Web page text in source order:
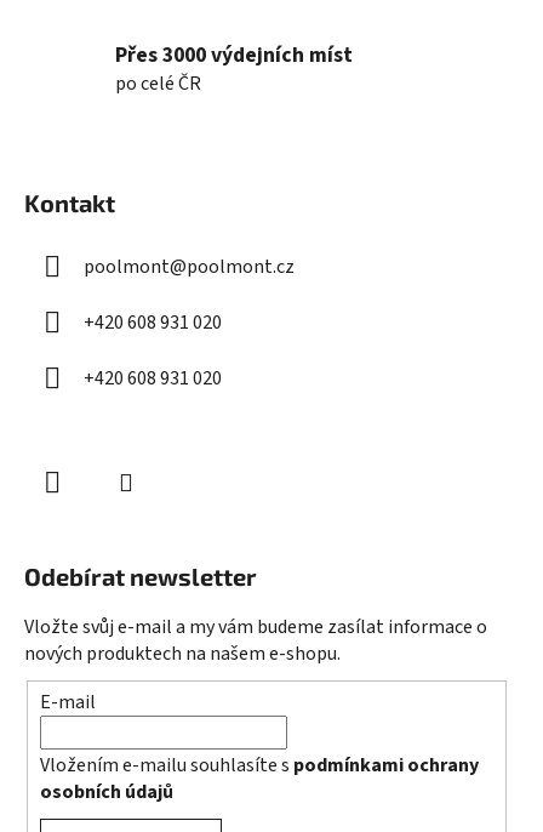
Přes 3000 výdejních míst
po celé ČR
Kontakt
poolmont@poolmont.cz
+420 608 931 020
+420 608 931 020
Odebírat newsletter
Vložte svůj e-mail a my vám budeme zasílat informace o
nových produktech na našem e-shopu.
E-mail
Vložením e-mailu souhlasíte s podmínkami ochrany
osobních údajů